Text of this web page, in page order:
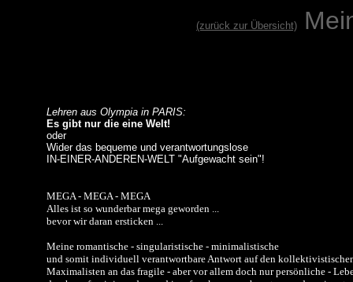
(zurück zur Übersicht)
Lehren aus Olympia in PARIS:
Es gibt nur die eine Welt!
oder
Wider das bequeme und verantwortungslose
IN-EINER-ANDEREN-WELT "Aufgewacht sein"!
MEGA - MEGA - MEGA
Alles ist so wunderbar mega geworden ...
bevor wir daran ersticken ...
Meine romantische - singularistische - minimalistische
und somit individuell verantwortbare Antwort auf den
Maximalisten an das fragile - aber vor allem doch nur persönliche -